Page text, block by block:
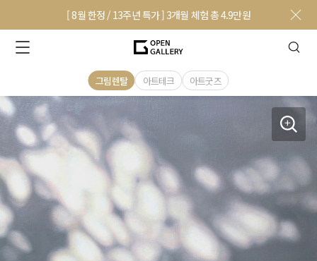
[ 8월 한정 / 13주년 특가 ] 3개월 체험 총 4.9만원
그림렌탈 아트테크 아트굿즈